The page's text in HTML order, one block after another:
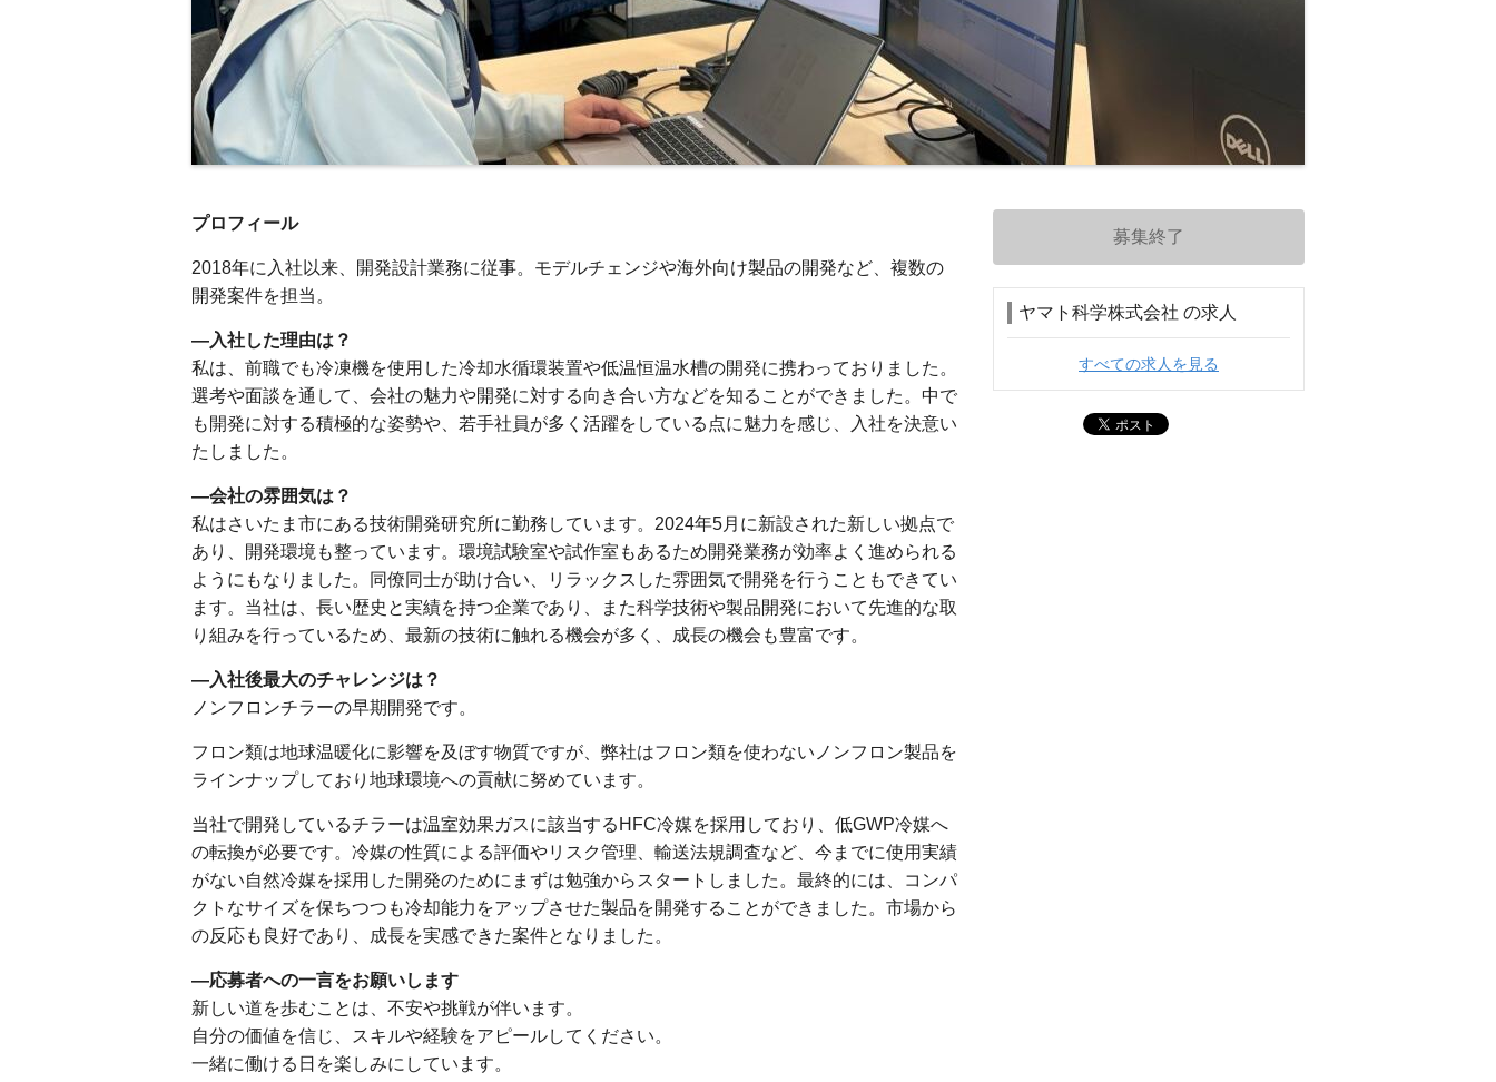
プロフィール
2018年に入社以来、開発設計業務に従事。モデルチェンジや海外向け製品の開発など、複数の
開発案件を担当。
―入社した理由は？
私は、前職でも冷凍機を使用した冷却水循環装置や低温恒温水槽の開発に携わっておりました。
選考や面談を通して、会社の魅力や開発に対する向き合い方などを知ることができました。中で
も開発に対する積極的な姿勢や、若手社員が多く活躍をしている点に魅力を感じ、入社を決意い
たしました。
―会社の雰囲気は？
私はさいたま市にある技術開発研究所に勤務しています。2024年5月に新設された新しい拠点で
あり、開発環境も整っています。環境試験室や試作室もあるため開発業務が効率よく進められる
ようにもなりました。同僚同士が助け合い、リラックスした雰囲気で開発を行うこともできてい
ます。当社は、長い歴史と実績を持つ企業であり、また科学技術や製品開発において先進的な取
り組みを行っているため、最新の技術に触れる機会が多く、成長の機会も豊富です。
―入社後最大のチャレンジは？
ノンフロンチラーの早期開発です。
フロン類は地球温暖化に影響を及ぼす物質ですが、弊社はフロン類を使わないノンフロン製品を
ラインナップしており地球環境への貢献に努めています。
当社で開発しているチラーは温室効果ガスに該当するHFC冷媒を採用しており、低GWP冷媒へ
の転換が必要です。冷媒の性質による評価やリスク管理、輸送法規調査など、今までに使用実績
がない自然冷媒を採用した開発のためにまずは勉強からスタートしました。最終的には、コンパ
クトなサイズを保ちつつも冷却能力をアップさせた製品を開発することができました。市場から
の反応も良好であり、成長を実感できた案件となりました。
―応募者への一言をお願いします
新しい道を歩むことは、不安や挑戦が伴います。
自分の価値を信じ、スキルや経験をアピールしてください。
一緒に働ける日を楽しみにしています。
募集終了
ヤマト科学株式会社 の求人
すべての求人を見る